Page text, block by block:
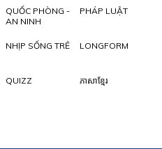
QUỐC PHÒNG -
AN NINH
PHÁP LUẬT
NHỊP SỐNG TRẺ LONGFORM
QUIZZ ភាសាខ្មែរ